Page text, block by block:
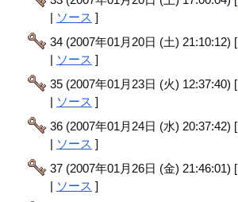
| ソース ]
34 (2007年01月20日 (土) 21:10:12) [
| ソース ]
35 (2007年01月23日 (火) 12:37:40) [
| ソース ]
36 (2007年01月24日 (水) 20:37:42) [
| ソース ]
37 (2007年01月26日 (金) 21:46:01) [
| ソース ]